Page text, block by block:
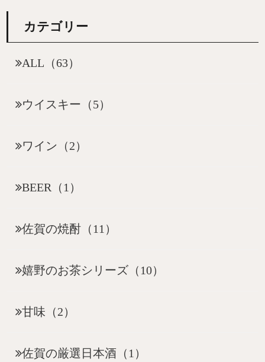
カテゴリー
ALL（63）
ウイスキー（5）
ワイン（2）
BEER（1）
佐賀の焼酎（11）
嬉野のお茶シリーズ（10）
甘味（2）
佐賀の厳選日本酒（1）